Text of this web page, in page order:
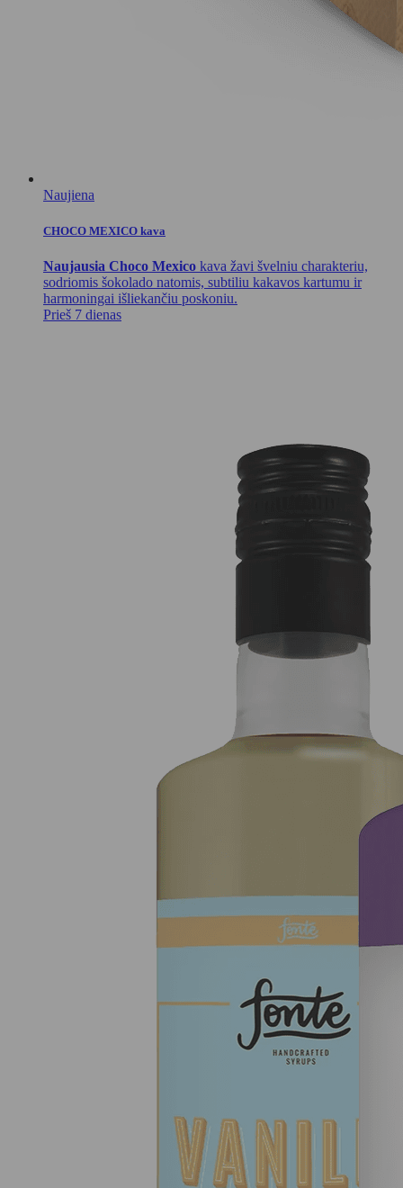
Naujiena
CHOCO MEXICO kava
Naujausia Choco Mexico kava žavi švelniu charakteriu,
sodriomis šokolado natomis, subtiliu kakavos kartumu ir
harmoningai išliekančiu poskoniu.
Prieš 7 dienas